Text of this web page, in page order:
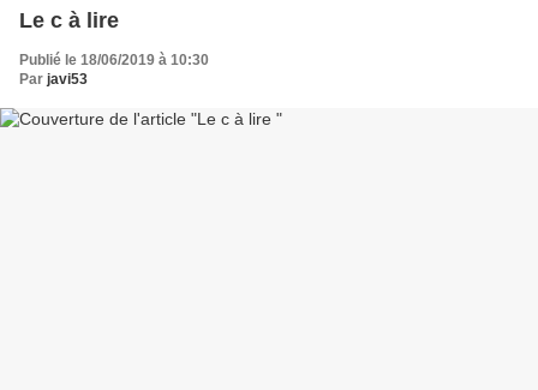
Le c à lire
Publié le 18/06/2019 à 10:30
Par javi53